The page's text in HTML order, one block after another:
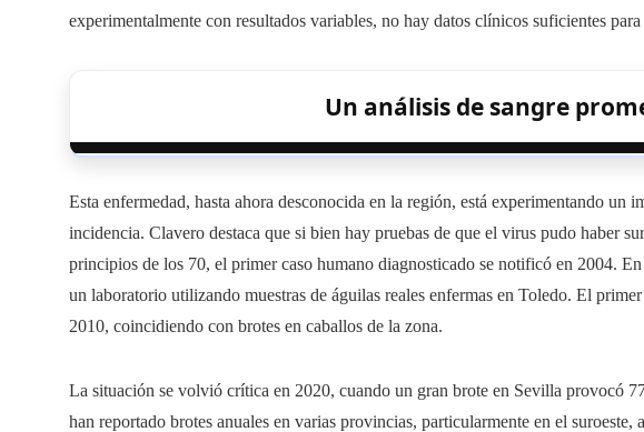
experimentalmente con resultados variables, no hay datos clínicos suficientes
Un análisis de sangre
Esta enfermedad, hasta ahora desconocida en la región, está experimentando un
incidencia. Clavero destaca que si bien hay pruebas de que el virus pudo haber
principios de los 70, el primer caso humano diagnosticado se notificó en 2004.
un laboratorio utilizando muestras de águilas reales enfermas en Toledo. El
2010, coincidiendo con brotes en caballos de la zona.
La situación se volvió crítica en 2020, cuando un gran brote en Sevilla provocó
han reportado brotes anuales en varias provincias, particularmente en el suroeste,